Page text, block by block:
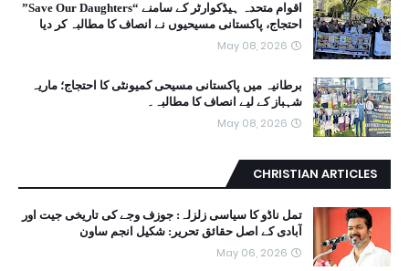
اقوام متحدہ ہیڈکوارٹر کے سامنے “Save Our Daughters”
احتجاج، پاکستانی مسیحیوں نے انصاف کا مطالبہ کر دیا
May 08, 2026
برطانیہ میں پاکستانی مسیحی کمیونٹی کا احتجاج؛ ماریہ
شہباز کے لیے انصاف کا مطالبہ۔
May 08, 2026
CHRISTIAN ARTICLES
تمل ناڈو کا سیاسی زلزلہ: جوزف وجے کی تاریخی جیت اور
آبادی کے اصل حقائق تحریر: شکیل انجم ساون
May 06, 2026